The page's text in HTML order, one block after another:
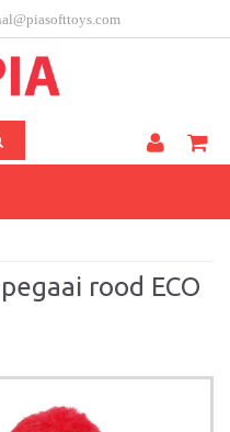
Klantenfeedback
NL
rood ECO